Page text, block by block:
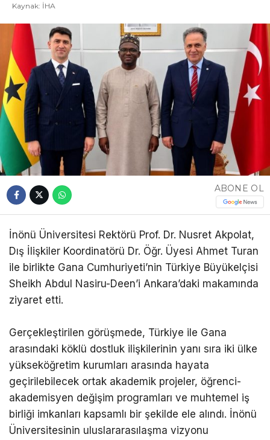
Kaynak: İHA
ABONE OL
İnönü Üniversitesi Rektörü Prof. Dr. Nusret Akpolat,
Dış İlişkiler Koordinatörü Dr. Öğr. Üyesi Ahmet Turan
ile birlikte Gana Cumhuriyeti’nin Türkiye Büyükelçisi
Sheikh Abdul Nasiru-Deen’i Ankara’daki makamında
ziyaret etti.
Gerçekleştirilen görüşmede, Türkiye ile Gana
arasındaki köklü dostluk ilişkilerinin yanı sıra iki ülke
yükseköğretim kurumları arasında hayata
geçirilebilecek ortak akademik projeler, öğrenci-
akademisyen değişim programları ve muhtemel iş
birliği imkanları kapsamlı bir şekilde ele alındı. İnönü
Üniversitesinin uluslararasılaşma vizyonu